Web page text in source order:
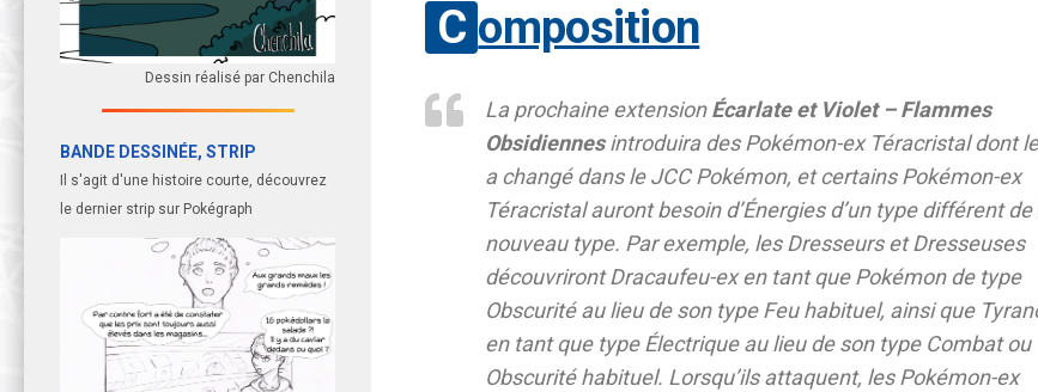
Composition
La prochaine extensionÉcarlate et Violet – Flammes
Obsidiennesintroduira des Pokémon-ex Téracristal dont
a changé dans le JCC Pokémon, et certains Pokémon-ex
Téracristal auront besoin d’Énergies d’un type différent de
nouveau type. Par exemple, les Dresseurs et Dresseuses
découvriront Dracaufeu-ex en tant que Pokémon de type
Obscurité au lieu de son type Feu habituel, ainsi que
en tant que type Électrique au lieu de son type Combat ou
Obscurité habituel. Lorsqu’ils attaquent, les Pokémon-ex
Dessin réalisé par Chenchila
BANDE DESSINÉE, STRIP
Il s'agit d'une histoire courte, découvrez
le dernier strip sur Pokégraph